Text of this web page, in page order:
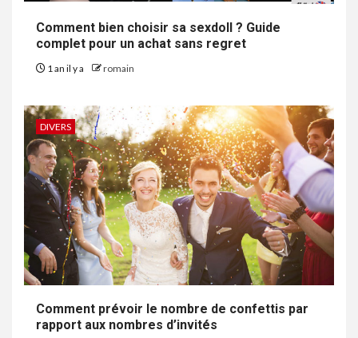
Comment bien choisir sa sexdoll ? Guide
complet pour un achat sans regret
1 an il y a romain
DIVERS
Comment prévoir le nombre de confettis par
rapport aux nombres d’invités